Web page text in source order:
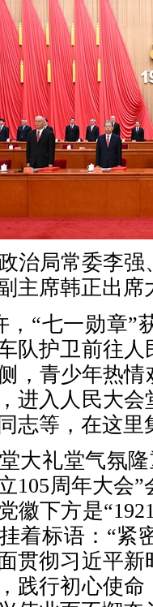
治局常委李
主席韩正出席
，“七一勋章
队护卫前往
，青少年热
进入人民大
志等，在这里
大礼堂气氛
105周年大会
徽下方是
着标语：“紧
贯彻习近平
践行初心使